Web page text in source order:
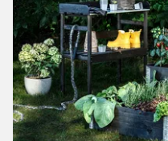
Lajittele
Suodata
Arvostelut (28)